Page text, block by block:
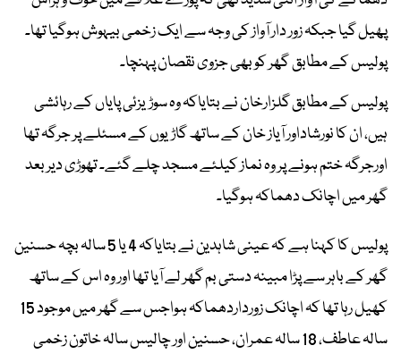
پھیل گیا جبکہ زور دار آواز کی وجہ سے ایک زخمی بیہوش ہوگیا تھا۔
پولیس کے مطابق گھر کو بھی جزوی نقصان پہنچا۔
پولیس کے مطابق گلزارخان نے بتایاکہ وہ سوڑیزئی پایاں کے رہائشی
ہیں، ان کا نورشاداور آیاز خان کے ساتھ گاڑیوں کے مسئلے پر جرگہ تھا
اورجرگہ ختم ہونے پر وہ نماز کیلئے مسجد چلے گئے۔ تھوڑی دیر بعد
گھر میں اچانک دھماکہ ہوگیا۔
پولیس کا کہنا ہے کہ عینی شاہدین نے بتایاکہ 4 یا 5 سالہ بچہ حسنین
گھر کے باہر سے پڑا مبینہ دستی بم گھر لے آیا تھا اور وہ اس کے ساتھ
کھیل رہا تھا کہ اچانک زورداردھماکہ ہواجس سے گھر میں موجود 15
سالہ عاطف، 18 سالہ عمران، حسنین اور چالیس سالہ خاتون زخمی